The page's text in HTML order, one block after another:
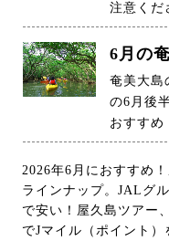
注意くだ
6月の
奄美大島
の6月後
おすすめ
2026年6月におすすめ
ラインナップ。JALグ
で安い！屋久島ツアー
でJマイル（ポイント